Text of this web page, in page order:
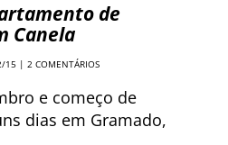
de
Canela
15 | 2 COMENTÁRIOS
e começo de
dias em Gramado,